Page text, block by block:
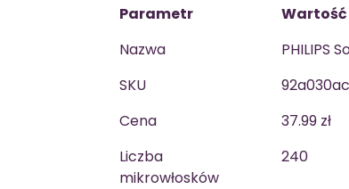
Parametr
Wartość
Nazwa
PHILIPS
SKU
Cena
37.99 zł
Liczba
mikrowłosków
240